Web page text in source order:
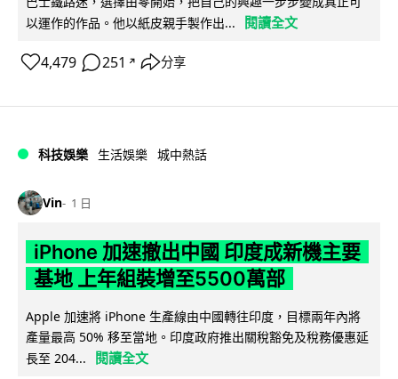
以運作的作品。他以紙皮親手製作出...
閱讀全文
4,479 251 ↗ 分享
科技娛樂 生活娛樂 城中熱話
Vin 1 日
iPhone 加速撤出中國 印度成新機主要
基地 上年組裝增至5500萬部
Apple 加速將 iPhone 生產線由中國轉往印度，目標兩年內將
產量最高 50% 移至當地。印度政府推出關稅豁免及稅務優惠延
長至 204...
閱讀全文